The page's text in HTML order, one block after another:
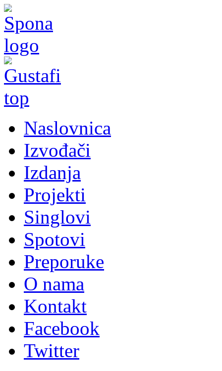
Naslovnica
Izvođači
Izdanja
Projekti
Singlovi
Spotovi
Preporuke
O nama
Kontakt
Facebook
Twitter